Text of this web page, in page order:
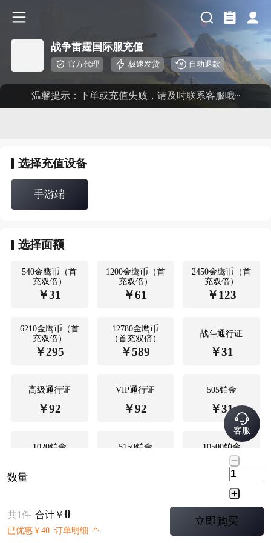
战争雷霆国际服充值
官方代理 极速发货 自动退款
温馨提示：下单或充值失败，请及时联系客服哦~
选择充值设备
手游端
选择面额
540金鹰币（首
充双倍）
￥31
1200金鹰币（首
充双倍）
￥61
2450金鹰币（首
充双倍）
￥123
6210金鹰币（首
充双倍）
￥295
12780金鹰币
（首充双倍）
￥589
战斗通行证
￥31
高级通行证
￥92
VIP通行证
￥92
505铂金
￥31
1020铂金 5150铂金 10500铂金
589
个505铂金）
￥59 ￥135
数量
共1件 合计￥0
已优惠￥40 订单明细
立即购买
客服